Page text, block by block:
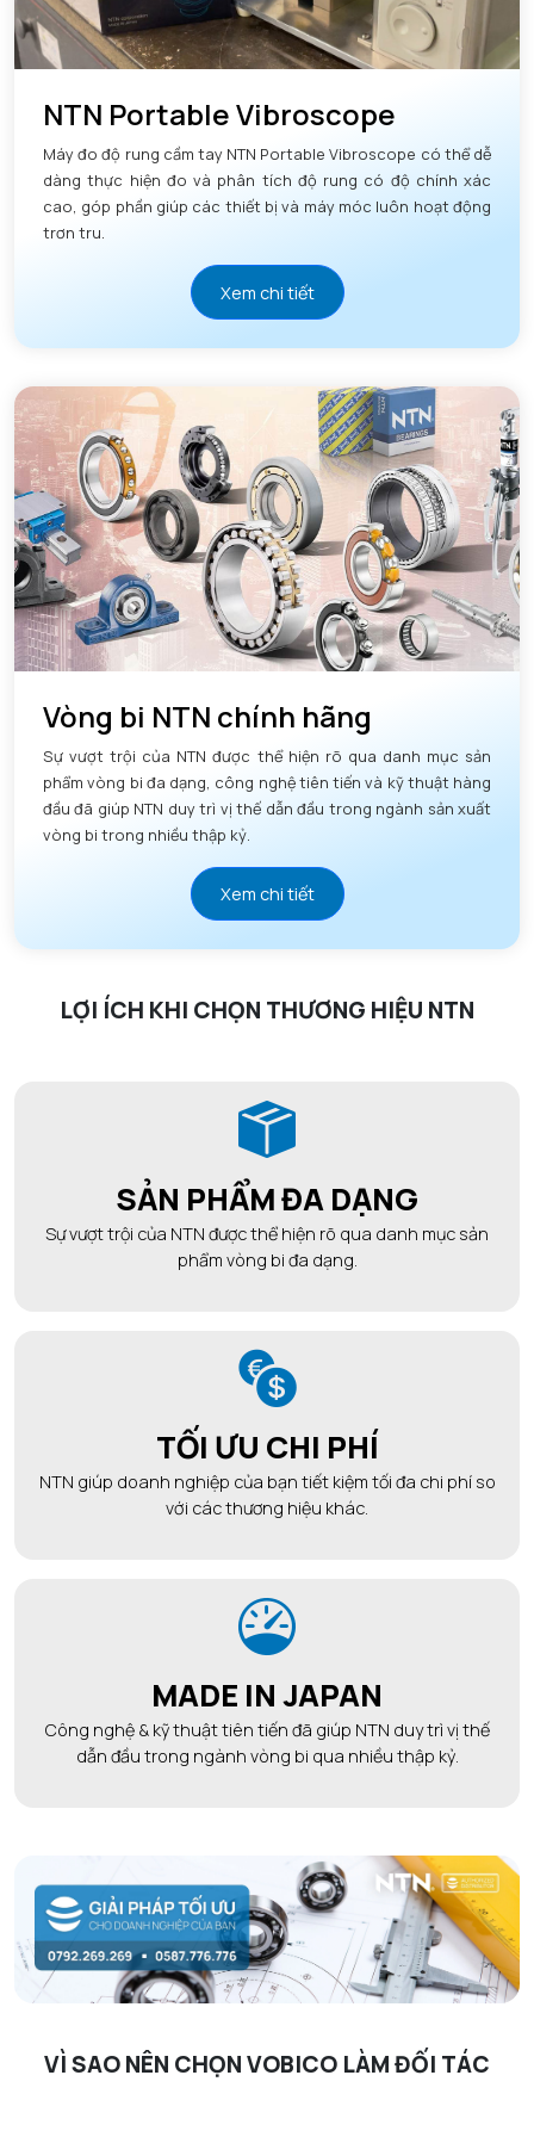
NTN Portable Vibroscope
Máy đo độ rung cầm tay NTN Portable Vibroscope có thể dễ
dàng thực hiện đo và phân tích độ rung có độ chính xác
cao, góp phần giúp các thiết bị và máy móc luôn hoạt động
trơn tru.
Xem chi tiết
Vòng bi NTN chính hãng
Sự vượt trội của NTN được thể hiện rõ qua danh mục sản
phẩm vòng bi đa dạng, công nghệ tiên tiến và kỹ thuật hàng
đầu đã giúp NTN duy trì vị thế dẫn đầu trong ngành sản xuất
vòng bi trong nhiều thập kỷ.
Xem chi tiết
LỢI ÍCH KHI CHỌN THƯƠNG HIỆU NTN
SẢN PHẨM ĐA DẠNG
Sự vượt trội của NTN được thể hiện rõ qua danh mục sản
phẩm vòng bi đa dạng.
TỐI ƯU CHI PHÍ
NTN giúp doanh nghiệp của bạn tiết kiệm tối đa chi phí so
với các thương hiệu khác.
MADE IN JAPAN
Công nghệ & kỹ thuật tiên tiến đã giúp NTN duy trì vị thế
dẫn đầu trong ngành vòng bi qua nhiều thập kỷ.
VÌ SAO NÊN CHỌN VOBICO LÀM ĐỐI TÁC